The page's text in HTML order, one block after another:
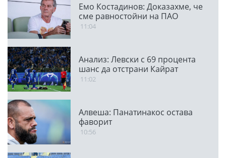
Емо Костадинов: Доказахме, че
сме равностойни на ПАО
11:04
Анализ: Левски с 69 процента
шанс да отстрани Кайрат
11:02
Алвеша: Панатинакос остава
фаворит
10:56